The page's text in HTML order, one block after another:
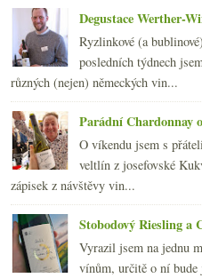
►března(23)
►února (20)
►ledna (20)
►2008(270)
►2007(108)
Degustace Werther-
Ryzlinkové (a
posledních týdnech
různých (nejen) německých vin...
Parádní Chardonnay
O víkendu jsem s
veltlín z josefovské
zápisek z návštěvy vin...
Stobodový Riesling a
Vyrazil jsem na jednu
vínům, určitě o ní bude